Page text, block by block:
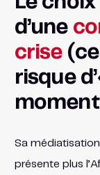
d’une
crise
risque
Sa
présente plus